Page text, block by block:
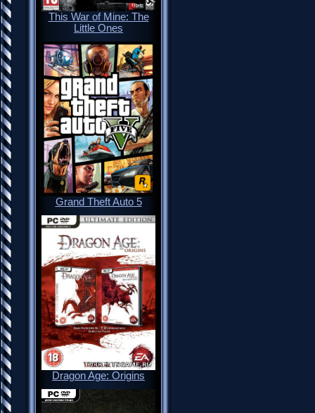
This War of Mine: The
Little Ones
Grand Theft Auto 5
Dragon Age: Origins